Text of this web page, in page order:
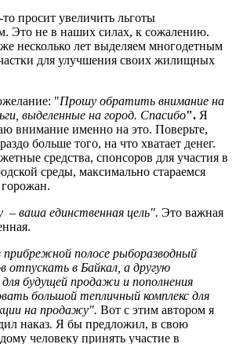
просит увеличить льготы
Это не в наших силах, к сожалению.
несколько лет выделяем многодетным
для улучшения своих жилищных
"Прошу обратить внимание на
выделенные на город. Спасибо". Я
внимание именно на это. Поверьте,
больше того, на что хватает денег.
средства, спонсоров для участия в
среды, максимально стараемся
– ваша единственная цель". Это важная
полосе рыборазводный
отпускать в Байкал, а другую
будущей продажи и пополнения
большой тепличный комплекс для
на продажу". Вот с этим автором я
наказ. Я бы предложил, в свою
человеку принять участие в